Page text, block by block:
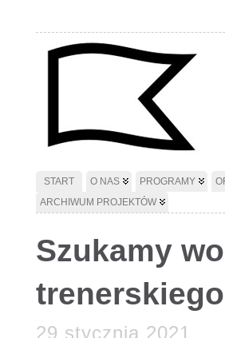
START O NAS PROGRAMY
ARCHIWUM PROJEKTÓW
Szukamy
trenerskiego
29 stycznia 2021